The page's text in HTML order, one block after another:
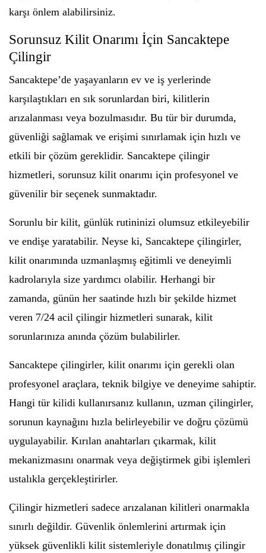
karşı önlem alabilirsiniz.
Sorunsuz Kilit Onarımı İçin Sancaktepe
Çilingir
Sancaktepe’de yaşayanların ev ve iş yerlerinde
karşılaştıkları en sık sorunlardan biri, kilitlerin
arızalanması veya bozulmasıdır. Bu tür bir durumda,
güvenliği sağlamak ve erişimi sınırlamak için hızlı ve
etkili bir çözüm gereklidir. Sancaktepe çilingir
hizmetleri, sorunsuz kilit onarımı için profesyonel ve
güvenilir bir seçenek sunmaktadır.
Sorunlu bir kilit, günlük rutininizi olumsuz etkileyebilir
ve endişe yaratabilir. Neyse ki, Sancaktepe çilingirler,
kilit onarımında uzmanlaşmış eğitimli ve deneyimli
kadrolarıyla size yardımcı olabilir. Herhangi bir
zamanda, günün her saatinde hızlı bir şekilde hizmet
veren 7/24 acil çilingir hizmetleri sunarak, kilit
sorunlarınıza anında çözüm bulabilirler.
Sancaktepe çilingirler, kilit onarımı için gerekli olan
profesyonel araçlara, teknik bilgiye ve deneyime sahiptir.
Hangi tür kilidi kullanırsanız kullanın, uzman çilingirler,
sorunun kaynağını hızla belirleyebilir ve doğru çözümü
uygulayabilir. Kırılan anahtarları çıkarmak, kilit
mekanizmasını onarmak veya değiştirmek gibi işlemleri
ustalıkla gerçekleştirirler.
Çilingir hizmetleri sadece arızalanan kilitleri onarmakla
sınırlı değildir. Güvenlik önlemlerini artırmak için
yüksek güvenlikli kilit sistemleriyle donatılmış çilingir